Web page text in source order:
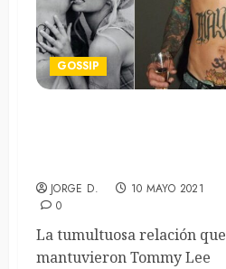
GOSSIP
JORGE D.
10 MAYO 2021
0
La tumultuosa relación que
mantuvieron Tommy Lee